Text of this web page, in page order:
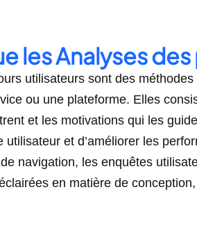
les Analyses
utilisateurs sont des
ou une plateforme. Elles
et les motivations qui les
utilisateur et d’améliorer les
navigation, les enquêtes
en matière de